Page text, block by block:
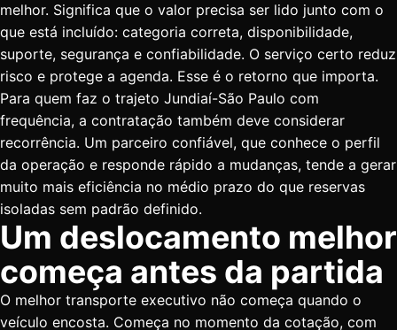
melhor. Significa que o valor precisa ser lido junto com o
que está incluído: categoria correta, disponibilidade,
suporte, segurança e confiabilidade. O serviço certo reduz
risco e protege a agenda. Esse é o retorno que importa.
Para quem faz o trajeto Jundiaí-São Paulo com
frequência, a contratação também deve considerar
recorrência. Um parceiro confiável, que conhece o perfil
da operação e responde rápido a mudanças, tende a gerar
muito mais eficiência no médio prazo do que reservas
isoladas sem padrão definido.
Um deslocamento melhor
começa antes da partida
O melhor transporte executivo não começa quando o
veículo encosta. Começa no momento da cotação, com